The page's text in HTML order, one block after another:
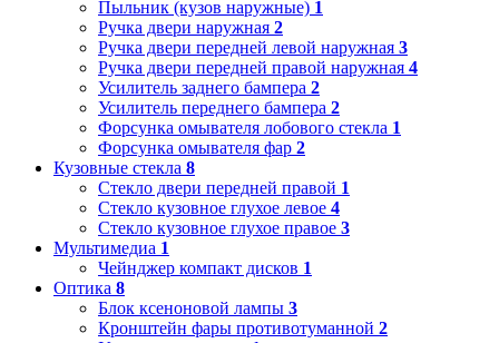
Пыльник (кузов наружные) 1
Ручка двери наружная 2
Ручка двери передней левой наружная 3
Ручка двери передней правой наружная 4
Усилитель заднего бампера 2
Усилитель переднего бампера 2
Форсунка омывателя лобового стекла 1
Форсунка омывателя фар 2
Кузовные стекла 8
Стекло двери передней правой 1
Стекло кузовное глухое левое 4
Стекло кузовное глухое правое 3
Мультимедиа 1
Чейнджер компакт дисков 1
Оптика 8
Блок ксеноновой лампы 3
Кронштейн фары противотуманной 2